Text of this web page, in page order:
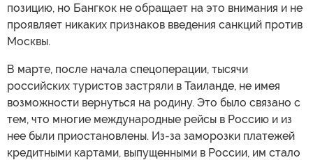
позицию, но Бангкок не обращает на это внимания и не
проявляет никаких признаков введения санкций против
Москвы.
В марте, после начала спецоперации, тысячи
российских туристов застряли в Таиланде, не имея
возможности вернуться на родину. Это было связано с
тем, что многие международные рейсы в Россию и из
нее были приостановлены. Из-за заморозки платежей
кредитными картами, выпущенными в России, им стало